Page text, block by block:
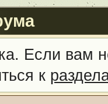
Если вам
к